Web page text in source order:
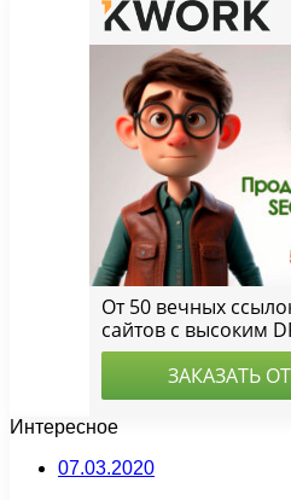
Интересное
07.03.2020